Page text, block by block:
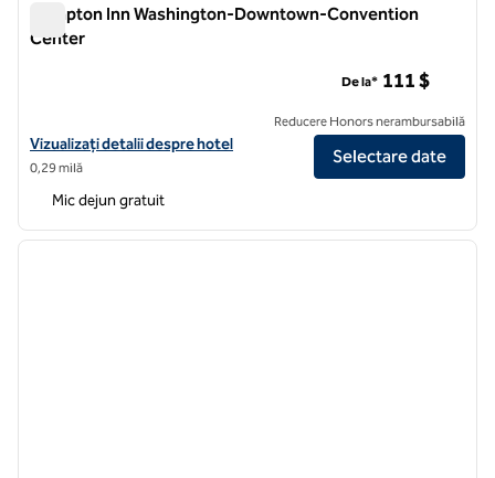
Hampton Inn Washington-Downtown-Convention
Center
Vizualizați detaliile hotelului Hampton Inn Washington-Downtown-
Vizualizați detalii despre hotel
0,29 milă
De la* 111 $
Reducere Honors nerambursabilă
Selectare date
Mic dejun gratuit
1 din 12